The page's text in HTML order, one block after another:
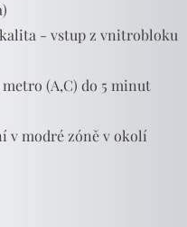
- vstup z vnitrobloku
(A,C) do 5 minut
v modré zóně v okolí